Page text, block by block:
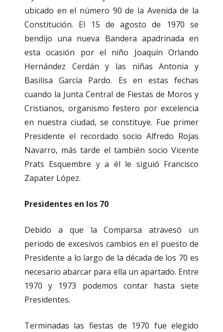
ubicado en el número 90 de la Avenida de la
Constitución. El 15 de agosto de 1970 se
bendijo una nueva Bandera apadrinada en
esta ocasión por el niño Joaquín Orlando
Hernández Cerdán y las niñas Antonia y
Basilisa García Pardo. Es en estas fechas
cuando la Junta Central de Fiestas de Moros y
Cristianos, organismo festero por excelencia
en nuestra ciudad, se constituye. Fue primer
Presidente el recordado socio Alfredo Rojas
Navarro, más tarde el también socio Vicente
Prats Esquembre y a él le siguió Francisco
Zapater López.
Presidentes en los 70
Debido a que la Comparsa atravesó un
periodo de excesivos cambios en el puesto de
Presidente a lo largo de la década de los 70 es
necesario abarcar para ella un apartado. Entre
1970 y 1973 podemos contar hasta siete
Presidentes.
Terminadas las fiestas de 1970 fue elegido